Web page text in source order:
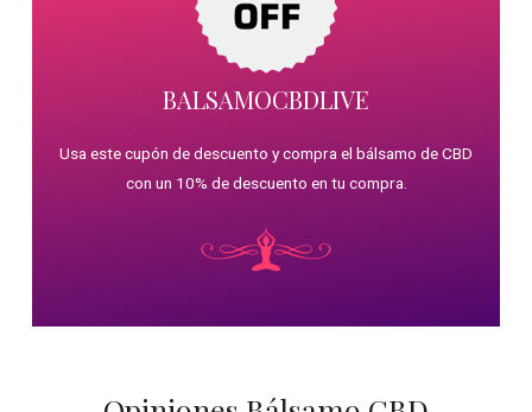
BALSAMOCBDLIVE
Usa este cupón de descuento y compra el bálsamo de CBD
con un 10% de descuento en tu compra.